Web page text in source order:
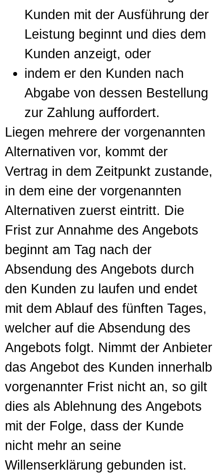
Kunden mit der Ausführung der
Leistung beginnt und dies dem
Kunden anzeigt, oder
indem er den Kunden nach
Abgabe von dessen Bestellung
zur Zahlung auffordert.
Liegen mehrere der vorgenannten
Alternativen vor, kommt der
Vertrag in dem Zeitpunkt zustande,
in dem eine der vorgenannten
Alternativen zuerst eintritt. Die
Frist zur Annahme des Angebots
beginnt am Tag nach der
Absendung des Angebots durch
den Kunden zu laufen und endet
mit dem Ablauf des fünften Tages,
welcher auf die Absendung des
Angebots folgt. Nimmt der Anbieter
das Angebot des Kunden innerhalb
vorgenannter Frist nicht an, so gilt
dies als Ablehnung des Angebots
mit der Folge, dass der Kunde
nicht mehr an seine
Willenserklärung gebunden ist.